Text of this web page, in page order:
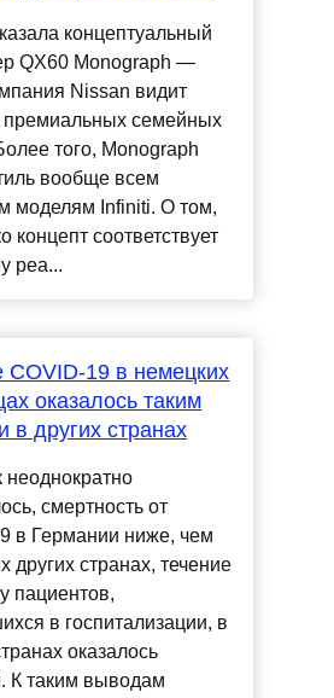
концептуальный
QX60 Monograph —
Nissan видит
премиальных семейных
того, Monograph
вообще всем
моделям Infiniti. О том,
концепт соответствует
реа...
COVID-19 в немецких
оказалось таким
в других странах
неоднократно
смертность от
в Германии ниже, чем
других странах, течение
пациентов,
в госпитализации, в
оказалось
К таким выводам